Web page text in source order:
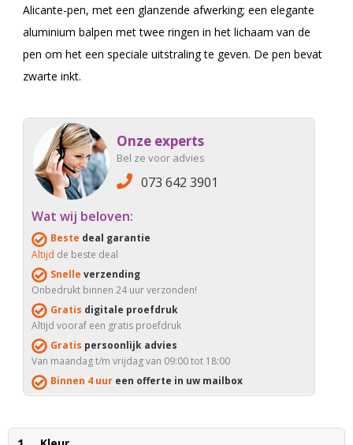
Alicante-pen, met een glanzende afwerking; een elegante
aluminium balpen met twee ringen in het lichaam van de
pen om het een speciale uitstraling te geven. De pen bevat
zwarte inkt.
Onze experts
Bel ze voor advies
073 642 3901
Wat wij beloven:
Beste deal garantie
Altijd de beste deal
Snelle verzending
Onbedrukt binnen 24 uur verzonden!
Gratis digitale proefdruk
Altijd vooraf een gratis proefdruk
Gratis persoonlijk advies
Van maandag t/m vrijdag van 09:00 tot 18:00
Binnen 4 uur een offerte in uw mailbox